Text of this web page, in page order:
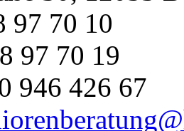
97 70 10
97 70 19
946 426 67